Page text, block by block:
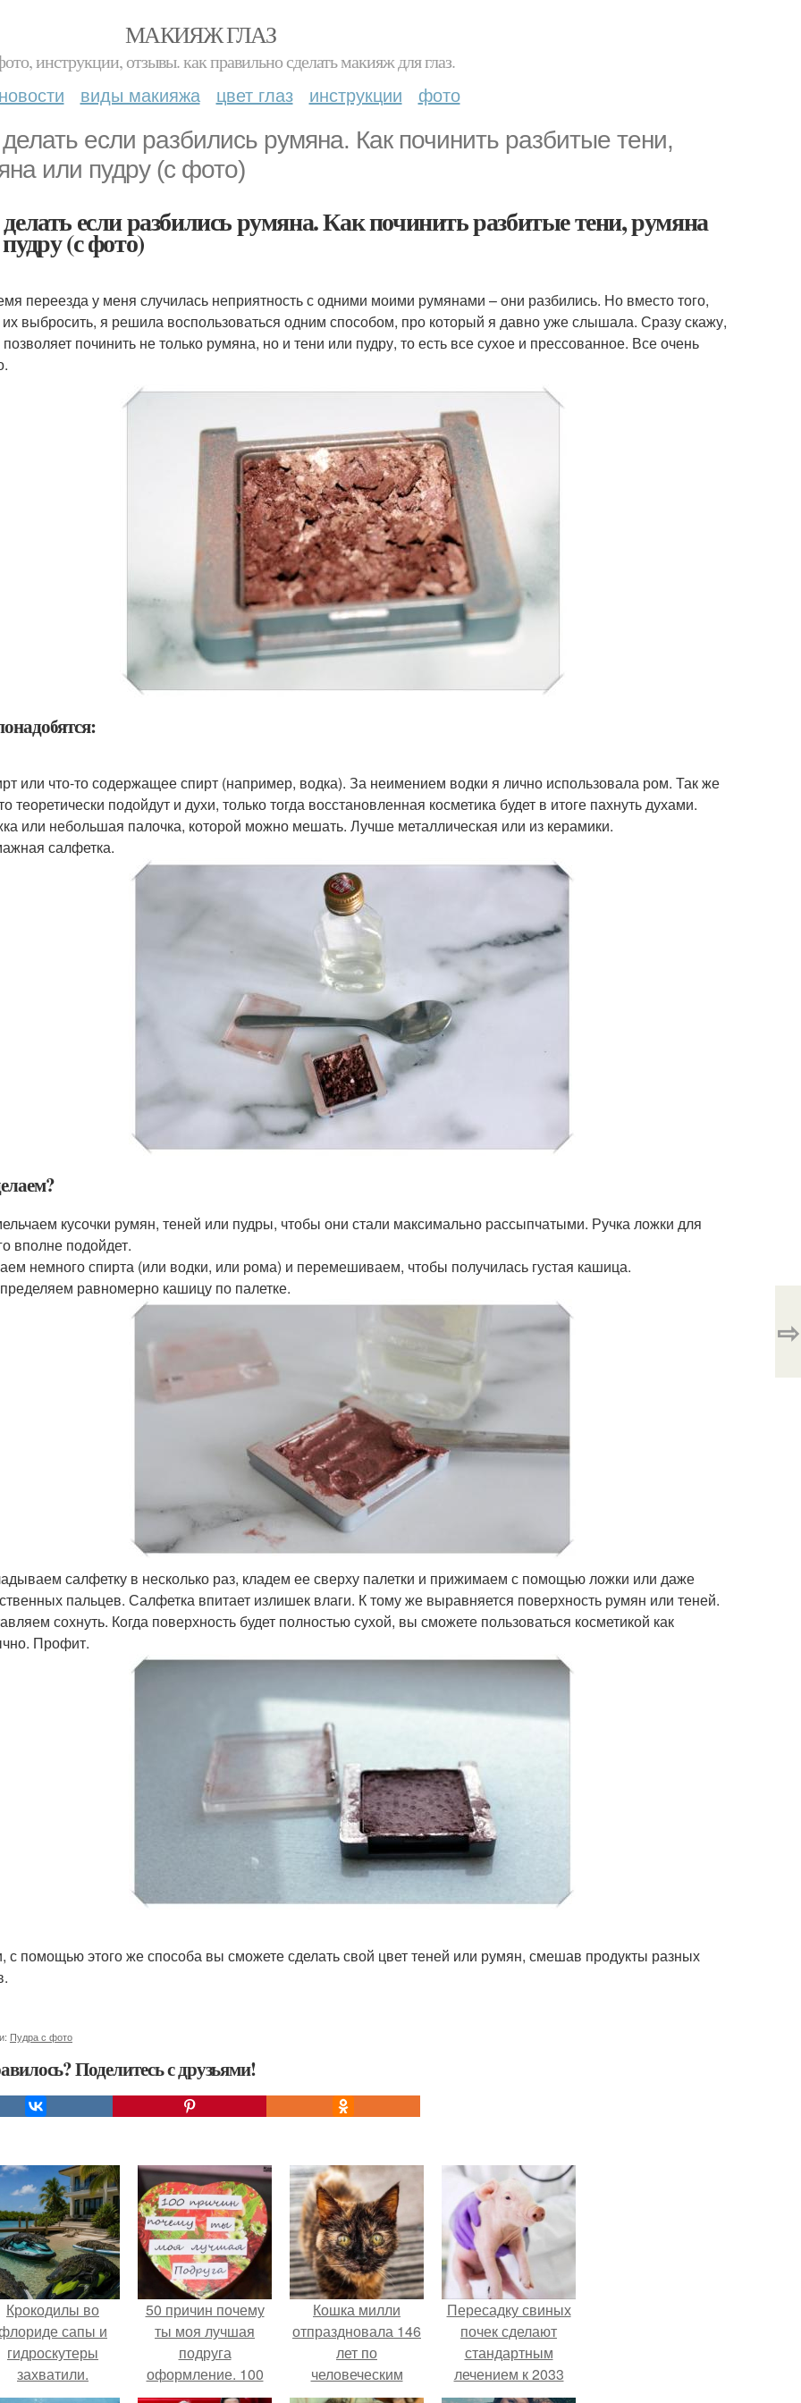
МАКИЯЖ ГЛАЗ
инструкции, отзывы. как правильно сделать макияж для глаз.
новости виды макияжа цвет глаз инструкции фото
если разбились румяна. Как починить разбитые тени,
или пудру (с фото)
если разбились румяна. Как починить разбитые тени, румяна
(с фото)
переезда у меня случилась неприятность с одними моими румянами – они разбились. Но вместо того,
выбросить, я решила воспользоваться одним способом, про который я давно уже слышала. Сразу скажу,
позволяет починить не только румяна, но и тени или пудру, то есть все сухое и прессованное. Все очень
или что-то содержащее спирт (например, водка). За неимением водки я лично использовала ром. Так же
теоретически подойдут и духи, только тогда восстановленная косметика будет в итоге пахнуть духами.
или небольшая палочка, которой можно мешать. Лучше металлическая или из керамики.
салфетка.
кусочки румян, теней или пудры, чтобы они стали максимально рассыпчатыми. Ручка ложки для
вполне подойдет.
немного спирта (или водки, или рома) и перемешиваем, чтобы получилась густая кашица.
равномерно кашицу по палетке.
салфетку в несколько раз, кладем ее сверху палетки и прижимаем с помощью ложки или даже
пальцев. Салфетка впитает излишек влаги. К тому же выравняется поверхность румян или теней.
сохнуть. Когда поверхность будет полностью сухой, вы сможете пользоваться косметикой как
Профит.
с помощью этого же способа вы сможете сделать свой цвет теней или румян, смешав продукты разных
Пудра с фото
Поделитесь с друзьями!
⇨
Крокодилы во
сапы и
гидроскутеры
захватили.
50 причин почему
ты моя лучшая
подруга
оформление. 100
причин, почему ты
Кошка милли
отпраздновала 146
лет по
человеческим
Меркам и
Пересадку свиных
почек сделают
стандартным
лечением к 2033
году в Японии.